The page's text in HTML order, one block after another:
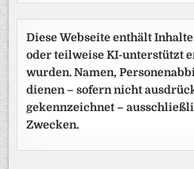
Diese Webseite enthält
oder teilweise KI-unterstützt
wurden. Namen,
dienen – sofern nicht
gekennzeichnet –
Zwecken.